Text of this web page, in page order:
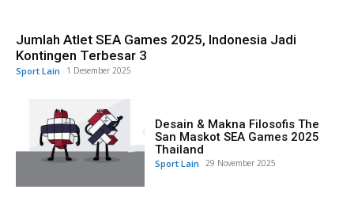
Jumlah Atlet SEA Games 2025, Indonesia Jadi
Kontingen Terbesar 3
Sport Lain 1 Desember 2025
Desain & Makna Filosofis The
San Maskot SEA Games 2025
Thailand
Sport Lain 29 November 2025